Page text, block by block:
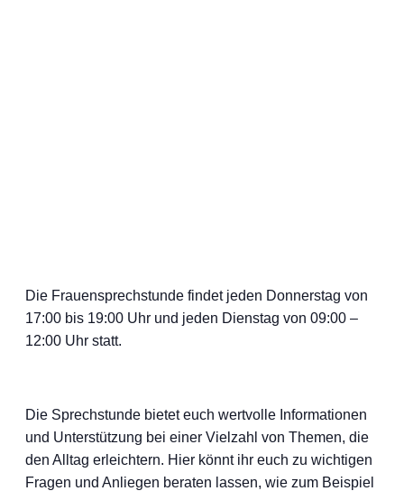
Die Frauensprechstunde findet jeden Donnerstag von
17:00 bis 19:00 Uhr und jeden Dienstag von 09:00 –
12:00 Uhr statt.
Die Sprechstunde bietet euch wertvolle Informationen
und Unterstützung bei einer Vielzahl von Themen, die
den Alltag erleichtern. Hier könnt ihr euch zu wichtigen
Fragen und Anliegen beraten lassen, wie zum Beispiel